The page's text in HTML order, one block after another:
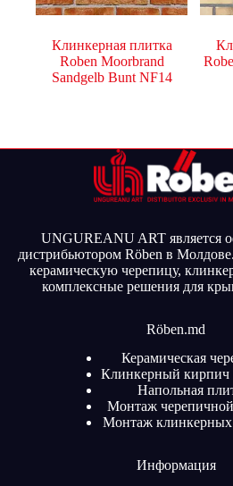
Клинкерная плитка
Roben Moorbrand
Sandgelb Bunt NF14
UNGUREANU ART является
дистрибьютором Röben в
керамическую черепицу,
комплексные решения для
Röben.md
Керамическая
Клинкерный кирпич
Напольная
Монтаж
Монтаж клинкерных
Информация